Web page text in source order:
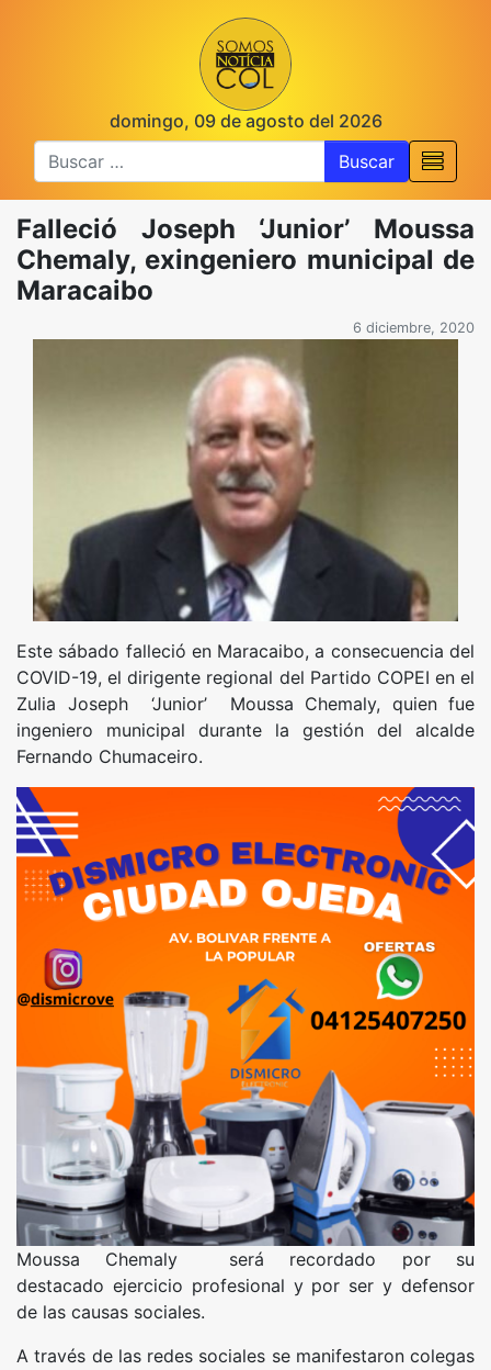
domingo, 09 de agosto del 2026
Buscar
Falleció Joseph ‘Junior’ Moussa
Chemaly, exingeniero municipal de
Maracaibo
6 diciembre, 2020
Este sábado falleció en Maracaibo, a consecuencia del
COVID-19, el dirigente regional del Partido COPEI en el
Zulia Joseph ‘Junior’ Moussa Chemaly, quien fue
ingeniero municipal durante la gestión del alcalde
Fernando Chumaceiro.
Moussa Chemaly será recordado por su
destacado ejercicio profesional y por ser y defensor
de las causas sociales.
A través de las redes sociales se manifestaron colegas